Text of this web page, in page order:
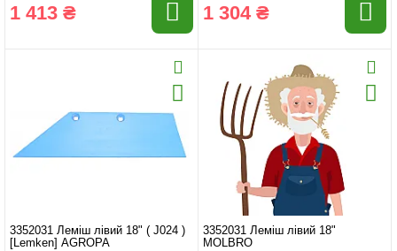
1 413 ₴ 1 304 ₴
3352031 Леміш лівий 18" ( J024 )
[Lemken] AGROPA
3352031 Леміш лівий 18"
MOLBRO